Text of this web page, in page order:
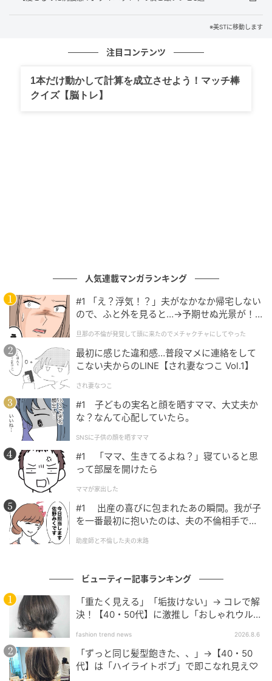
002 ノームヌード
※美STに移動します
注目コンテンツ
1本だけ動かして計算を成立させよう！マッチ棒
クイズ【脳トレ】
人気連載マンガランキング
#1 「え？浮気！？」夫がなかなか帰宅しない
ので、ふと外を見ると…→予期せぬ光景が！
クチャにしてやった
旦那の不倫が発覚して頭に来たのでメチャクチャにしてやった
最初に感じた違和感…普段マメに連絡をして
こない夫からのLINE【され妻なつこ Vol.1】
され妻なつこ
#1 子どもの実名と顔を晒すママ、大丈夫か
な？なんて心配していたら。
SNSに子供の顔を晒すママ
#1 「ママ、生きてるよね？」寝ていると思
って部屋を開けたら
ママが家出した
#1 出産の喜びに包まれたあの瞬間。我が子
を一番最初に抱いたのは、夫の不倫相手でし
助産師と不倫した夫の末路
ビューティー記事ランキング
「重たく見える」「垢抜けない」→ コレで解
決！【40・50代】に激推し「おしゃれウル
fashion trend news 2026.8.6
「ずっと同じ髪型飽きた、、」→【40・50
代】は「ハイライトボブ」で即こなれ見え♡